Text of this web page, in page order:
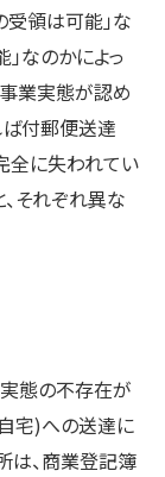
受領は可能」な
なのかによっ
業実態が認め
付郵便送達
全に失われてい
それぞれ異な
態の不存在が
宅)への送達に
は、商業登記簿